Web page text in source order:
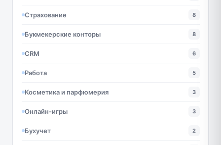
Страхование 8
Букмекерские конторы 8
CRM 6
Работа 5
Косметика и парфюмерия 3
Онлайн-игры 3
Бухучет 2